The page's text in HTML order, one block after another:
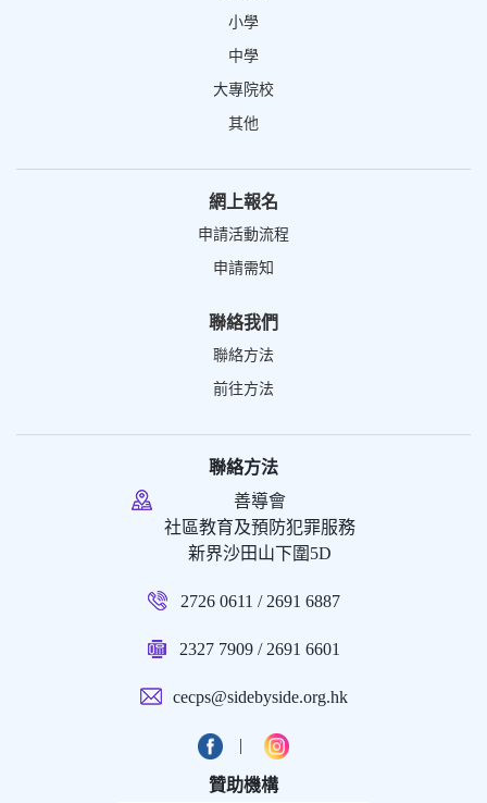
小學
中學
大專院校
其他
網上報名
申請活動流程
申請需知
聯絡我們
聯絡方法
前往方法
聯絡方法
善導會
社區教育及預防犯罪服務
新界沙田山下圍5D
2726 0611 / 2691 6887
2327 7909 / 2691 6601
cecps@sidebyside.org.hk
贊助機構